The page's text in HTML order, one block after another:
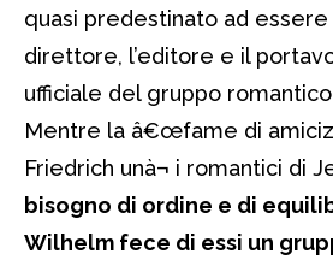
quasi predestinato ad essere
direttore, l’editore e il
ufficiale del gruppo
Mentre la â€œfame di
Friedrich unà¬ i romantici di
bisogno di ordine e di
Wilhelm fece di essi un